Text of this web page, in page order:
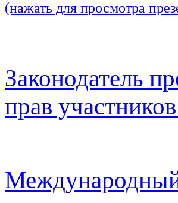
(нажать для просмотра
Законодатель
прав